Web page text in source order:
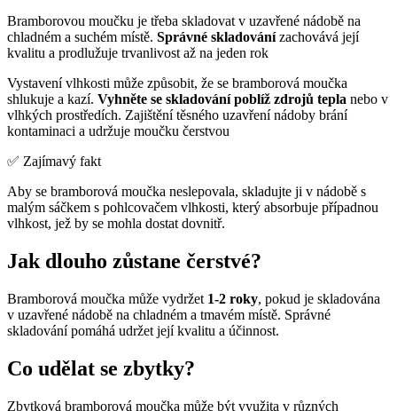
Bramborovou moučku je třeba skladovat v uzavřené nádobě na
chladném a suchém místě. Správné skladovánízachovává její
kvalitu a prodlužuje trvanlivost až na jeden rok
Vystavení vlhkosti může způsobit, že se bramborová moučka
shlukuje a kazí. Vyhněte se skladování poblíž zdrojů tepla nebo v
vlhkých prostředích. Zajištění těsného uzavření nádoby brání
kontaminaci a udržuje moučku čerstvou
✅ Zajímavý fakt
Aby se bramborová moučka neslepovala, skladujte ji v nádobě s
malým sáčkem s pohlcovačem vlhkosti, který absorbuje případnou
vlhkost, jež by se mohla dostat dovnitř.
Jak dlouho zůstane čerstvé?
Bramborová moučka může vydržet 1-2 roky, pokud je skladována
v uzavřené nádobě na chladném a tmavém místě. Správné
skladování pomáhá udržet její kvalitu a účinnost.
Co udělat se zbytky?
Zbytková bramborová moučka může být využita v různých